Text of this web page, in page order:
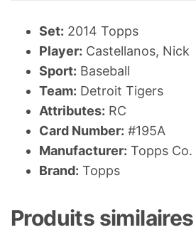
Set: 2014 Topps
Player: Castellanos, Nick
Sport: Baseball
Team: Detroit Tigers
Attributes: RC
Card Number: #195A
Manufacturer: Topps Co.
Brand: Topps
Produits similaires